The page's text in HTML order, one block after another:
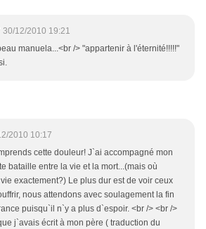
30/12/2010 19:21
manuela...<br /> "appartenir à l'éternité!!!!!"
2010 10:17
cette douleur! J`ai accompagné mon
bataille entre la vie et la mort...(mais où
exactement?) Le plus dur est de voir ceux
nous attendons avec soulagement la fin
puisqu`il n`y a plus d`espoir. <br /> <br />
j`avais écrit à mon père ( traduction du